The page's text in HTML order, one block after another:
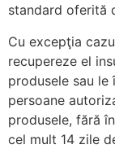
standard oferită
Cu excepţia
recupereze el
produsele sau le
persoane
produsele, fără
cel mult 14 zile